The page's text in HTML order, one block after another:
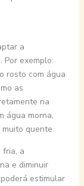
a
exemplo:
rosto com água
as
na
água morna,
quente.
fria, a
e diminuir
estimular